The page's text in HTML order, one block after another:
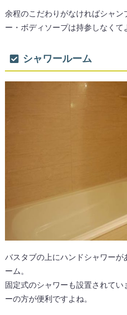
余程のこだわりがなければシャン
ー・ボディソープは持参しなくて
シャワールーム
バスタブの上にハンドシャワーが
ーム。
固定式のシャワーも設置されてい
ーの方が便利ですよね。